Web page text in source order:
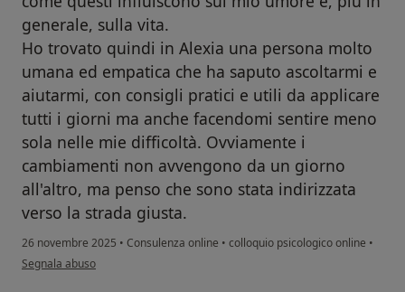
generale, sulla vita.
Ho trovato quindi in Alexia una persona molto
umana ed empatica che ha saputo ascoltarmi e
aiutarmi, con consigli pratici e utili da applicare
tutti i giorni ma anche facendomi sentire meno
sola nelle mie difficoltà. Ovviamente i
cambiamenti non avvengono da un giorno
all'altro, ma penso che sono stata indirizzata
verso la strada giusta.
26 novembre 2025 • Consulenza online • colloquio psicologico online •
secondo l'opinione dell'utente E.R.
Segnala abuso